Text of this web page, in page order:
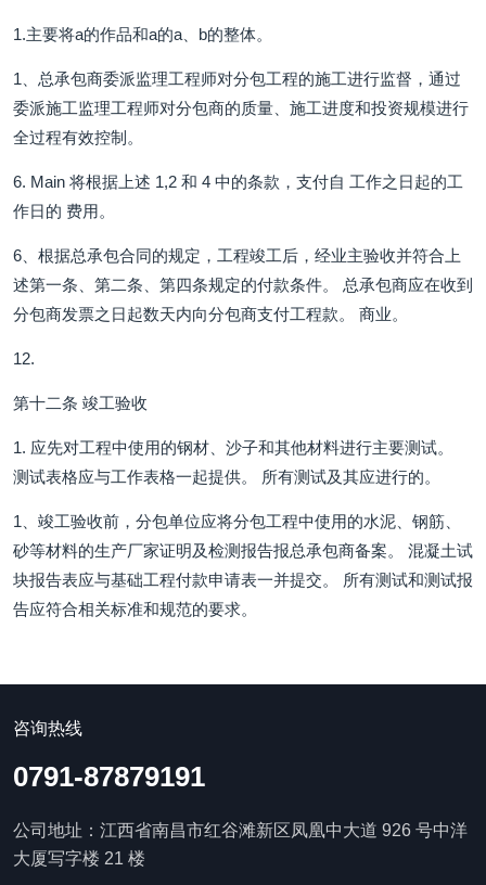
1.主要将a的作品和a的a、b的整体。
1、总承包商委派监理工程师对分包工程的施工进行监督，通过
委派施工监理工程师对分包商的质量、施工进度和投资规模进行
全过程有效控制。
6. Main 将根据上述 1,2 和 4 中的条款，支付自 工作之日起的工
作日的 费用。
6、根据总承包合同的规定，工程竣工后，经业主验收并符合上
述第一条、第二条、第四条规定的付款条件。 总承包商应在收到
分包商发票之日起数天内向分包商支付工程款。 商业。
12.
第十二条 竣工验收
1. 应先对工程中使用的钢材、沙子和其他材料进行主要测试。
测试表格应与工作表格一起提供。 所有测试及其应进行的。
1、竣工验收前，分包单位应将分包工程中使用的水泥、钢筋、
砂等材料的生产厂家证明及检测报告报总承包商备案。 混凝土试
块报告表应与基础工程付款申请表一并提交。 所有测试和测试报
告应符合相关标准和规范的要求。
咨询热线
0791-87879191
公司地址：江西省南昌市红谷滩新区凤凰中大道 926 号中洋
大厦写字楼 21 楼